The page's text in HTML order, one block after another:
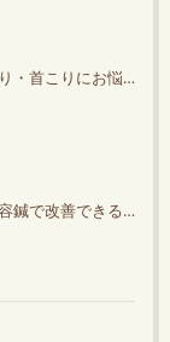
【鍼灸】巻き肩による肩こり・首こりにお悩みの方に鍼灸がオススメ！スマホ・デスクワークで悪化する？
【美容鍼】顔のたるみは美容鍼で改善できる？原因と効果を解説